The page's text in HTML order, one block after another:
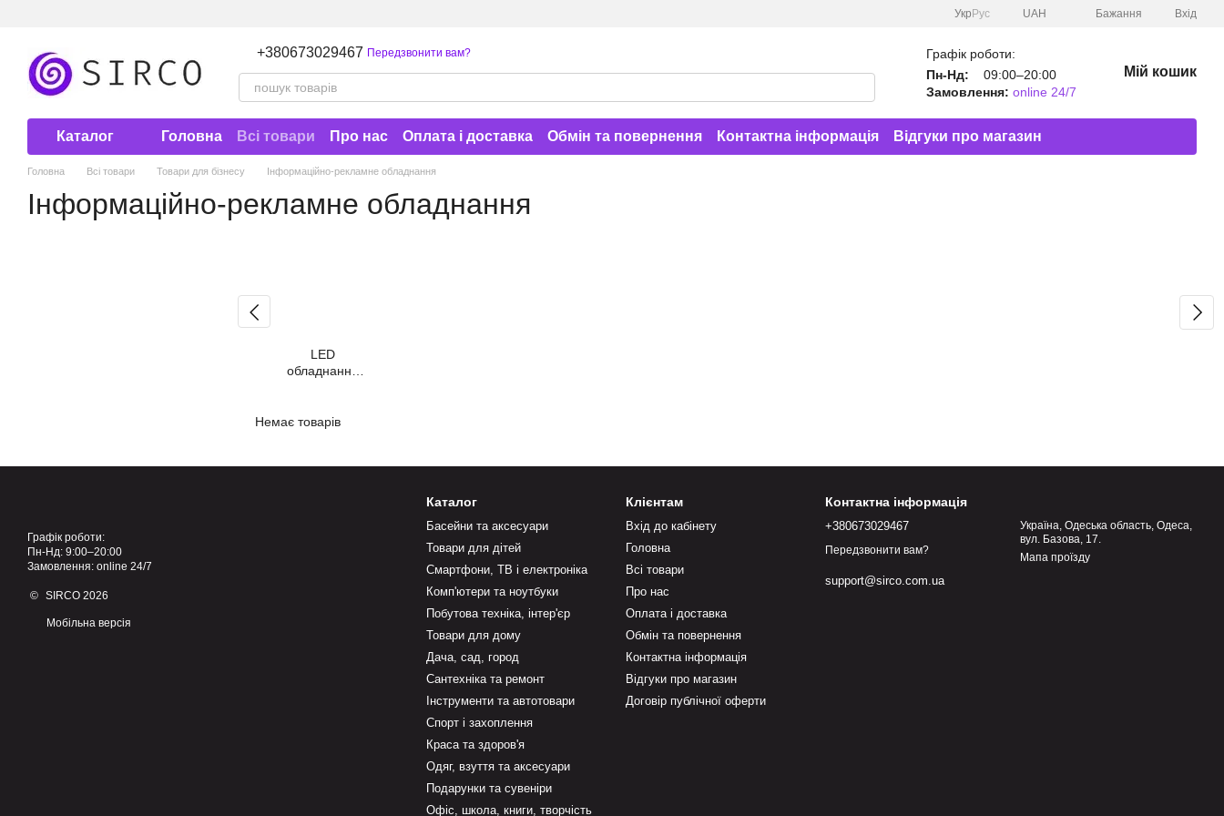
Укр Рус UAH Бажання Вхід
+380673029467 Передзвонити вам?
Графік роботи:
Пн-Нд:
09:00–20:00
Замовлення: online 24/7
Мій кошик
Каталог Головна Всі товари Про нас Оплата і доставка Обмін та повернення Контактна інформація
Відгуки про магазин
Договір публічної оферти
Головна Всі товари Товари для бізнесу Інформаційно-рекламне обладнання
Інформаційно-рекламне обладнання
LED
обладнання
Немає товарів
Графік роботи:
Пн-Нд: 9:00–20:00
Замовлення: online 24/7
© SIRCO 2026
Мобільна версія
Каталог
Басейни та аксесуари
Товари для дітей
Смартфони, ТВ і електроніка
Комп'ютери та ноутбуки
Побутова техніка, інтер'єр
Товари для дому
Дача, сад, город
Сантехніка та ремонт
Інструменти та автотовари
Спорт і захоплення
Краса та здоров'я
Одяг, взуття та аксесуари
Подарунки та сувеніри
Офіс, школа, книги, творчість
Клієнтам
Вхід до кабінету
Головна
Всі товари
Про нас
Оплата і доставка
Обмін та повернення
Контактна інформація
Відгуки про магазин
Договір публічної оферти
Контактна інформація
+380673029467
Передзвонити вам?
support@sirco.com.ua
Україна, Одеська область, Одеса,
вул. Базова, 17.
Мапа проїзду